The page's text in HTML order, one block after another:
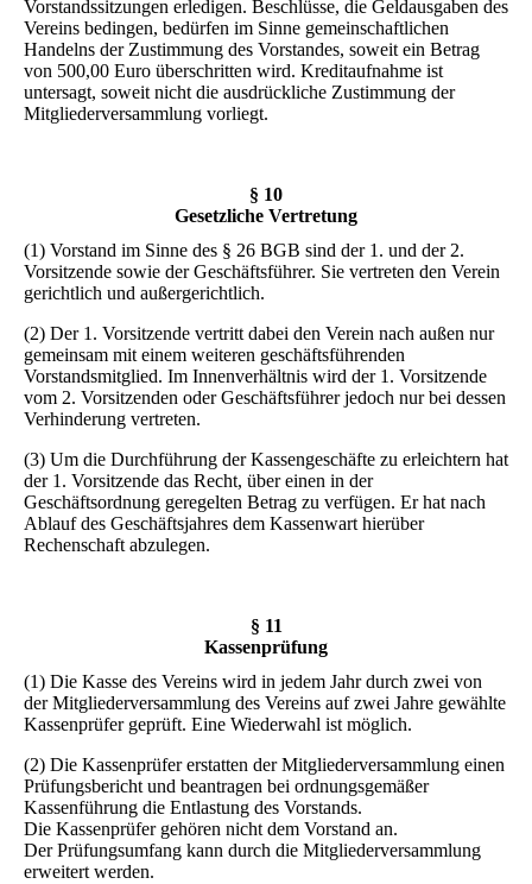
Vorstandssitzungen erledigen. Beschlüsse, die Geldausgaben des
Vereins bedingen, bedürfen im Sinne gemeinschaftlichen
Handelns der Zustimmung des Vorstandes, soweit ein Betrag
von 500,00 Euro überschritten wird. Kreditaufnahme ist
untersagt, soweit nicht die ausdrückliche Zustimmung der
Mitgliederversammlung vorliegt.
§ 10
Gesetzliche Vertretung
(1) Vorstand im Sinne des § 26 BGB sind der 1. und der 2.
Vorsitzende sowie der Geschäftsführer. Sie vertreten den Verein
gerichtlich und außergerichtlich.
(2) Der 1. Vorsitzende vertritt dabei den Verein nach außen nur
gemeinsam mit einem weiteren geschäftsführenden
Vorstandsmitglied. Im Innenverhältnis wird der 1. Vorsitzende
vom 2. Vorsitzenden oder Geschäftsführer jedoch nur bei dessen
Verhinderung vertreten.
(3) Um die Durchführung der Kassengeschäfte zu erleichtern hat
der 1. Vorsitzende das Recht, über einen in der
Geschäftsordnung geregelten Betrag zu verfügen. Er hat nach
Ablauf des Geschäftsjahres dem Kassenwart hierüber
Rechenschaft abzulegen.
§ 11
Kassenprüfung
(1) Die Kasse des Vereins wird in jedem Jahr durch zwei von
der Mitgliederversammlung des Vereins auf zwei Jahre gewählte
Kassenprüfer geprüft. Eine Wiederwahl ist möglich.
(2) Die Kassenprüfer erstatten der Mitgliederversammlung einen
Prüfungsbericht und beantragen bei ordnungsgemäßer
Kassenführung die Entlastung des Vorstands.
Die Kassenprüfer gehören nicht dem Vorstand an.
Der Prüfungsumfang kann durch die Mitgliederversammlung
erweitert werden.